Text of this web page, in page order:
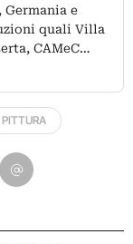
e
quali Villa
CAMeC…
PITTURA
Pinterest
su WhatsApp
Condividi su Email